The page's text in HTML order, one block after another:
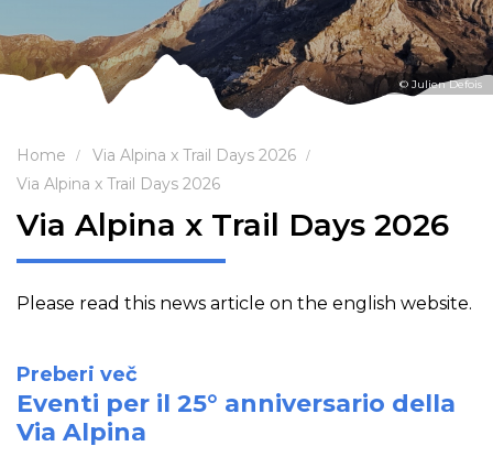
© Julien Defois
Home
Via Alpina x Trail Days 2026
Via Alpina x Trail Days 2026
Via Alpina x Trail Days 2026
Please read this news article on the english website.
Preberi več
Eventi per il 25° anniversario della
Via Alpina